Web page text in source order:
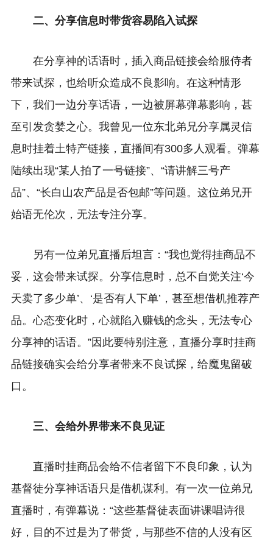
二、分享信息时带货容易陷入试探
在分享神的话语时，插入商品链接会给服侍者
带来试探，也给听众造成不良影响。在这种情形
下，我们一边分享话语，一边被屏幕弹幕影响，甚
至引发贪婪之心。我曾见一位东北弟兄分享属灵信
息时挂着土特产链接，直播间有300多人观看。弹幕
陆续出现“某人拍了一号链接”、“请讲解三号产
品”、“长白山农产品是否包邮”等问题。这位弟兄开
始语无伦次，无法专注分享。
另有一位弟兄直播后坦言：“我也觉得挂商品不
妥，这会带来试探。分享信息时，总不自觉关注‘今
天卖了多少单’、‘是否有人下单’，甚至想借机推荐产
品。心态变化时，心就陷入赚钱的念头，无法专心
分享神的话语。”因此要特别注意，直播分享时挂商
品链接确实会给分享者带来不良试探，给魔鬼留破
口。
三、会给外界带来不良见证
直播时挂商品会给不信者留下不良印象，认为
基督徒分享神话语只是借机谋利。有一次一位弟兄
直播时，有弹幕说：“这些基督徒表面讲课唱诗很
好，目的不过是为了带货，与那些不信的人没有区